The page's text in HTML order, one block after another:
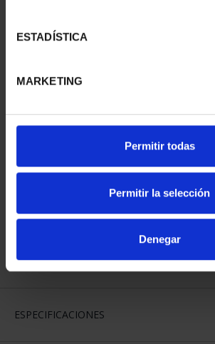
ESTADÍSTICA
MARKETING
Permitir todas
Permitir la selección
Denegar
Su Alteza Real la Princesa de Asturias ha
formación militar este 2026 tras haber
conmemora el cierre de este periodo
nueva moneda de 60 €.
tienen como temática principal su etapa
como parte de su instrucción en el Ejército
concluido su formación militar de tres
No deje pasar esta magnífica
ESPECIFICACIONES